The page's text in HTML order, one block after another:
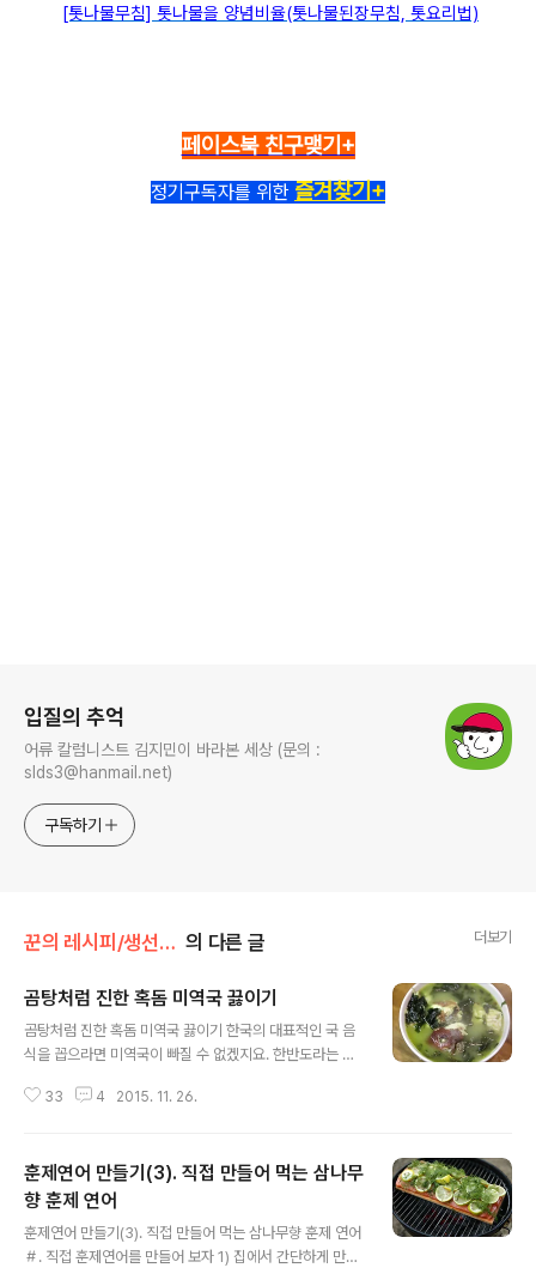
[톳나물무침] 톳나물을 양념비율(톳나물된장무침, 톳요리법)
페이스북 친구맺기+
정기구독자를 위한 즐겨찾기+
입질의 추억
어류 칼럼니스트 김지민이 바라본 세상 (문의 :
slds3@hanmail.net)
구독하기
꾼의 레시피/생선 요리 의 다른 글 더보기
곰탕처럼 진한 혹돔 미역국 끓이기
곰탕처럼 진한 혹돔 미역국 끓이기 한국의 대표적인 국 음
식을 꼽으라면 미역국이 빠질 수 없겠지요. 한반도라는 작
에 이 미역국도 지역색이 뚜렷합니다. 보통은 소고기 미역
역국, 제주도에서는 옥돔과 성게 알(난소) 미역국이 유명합
니다. 도시 사람들에게는 생소하지만, 생선을 넣고 푹 우린
미역국도 남도에서는 인기입니다. 미역국에 얽힌 풍속도
있습니다. 우리나라는 아이를 출산한 산모에게 제일 먼저
흰 쌀밥과 미역국을 올리는데 이때의 미역국을 '첫국밥'이
33 4 2015. 11. 26.
훈제연어 만들기(3). 직접 만들어 먹는 삼나무
향 훈제 연어
훈제연어 만들기(3). 직접 만들어 먹는 삼나무향 훈제 연어
＃. 직접 훈제연어를 만들어 보자 1) 집에서 간단하게 만들